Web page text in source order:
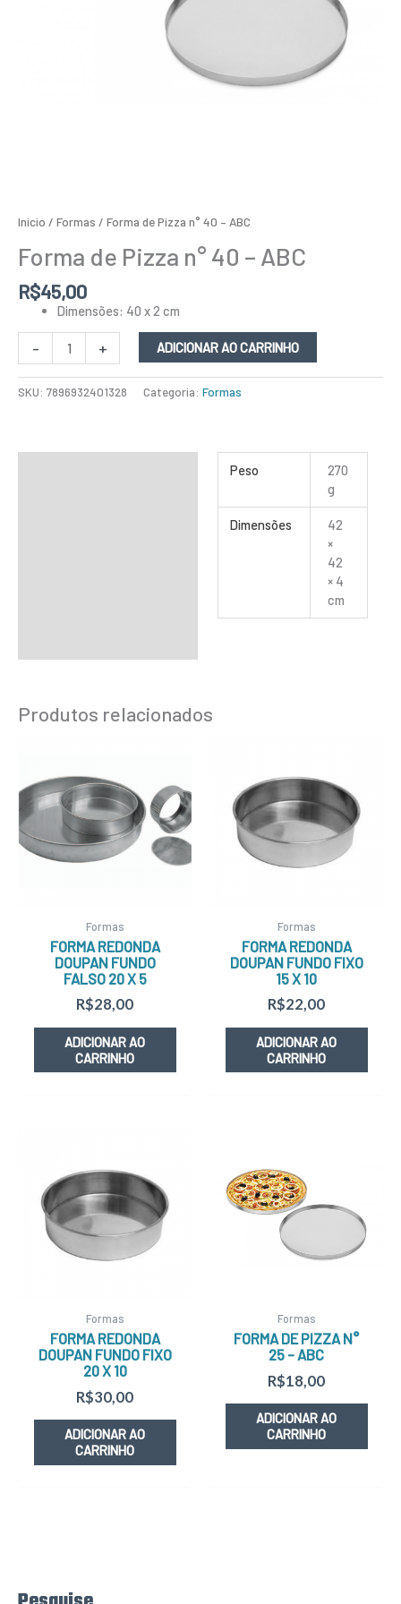
P
Início / Formas / Forma de Pizza n° 40 – ABC
Forma de Pizza n° 40 – ABC
R$45,00
Dimensões: 40 x 2 cm
- + ADICIONAR AO CARRINHO
SKU: 7896932401328 Categoria: Formas
Peso
270
g
Dimensões
42
×
42
× 4
cm
Produtos relacionados
Formas
FORMA REDONDA
DOUPAN FUNDO
FALSO 20 X 5
R$28,00
ADICIONAR AO
CARRINHO
Formas
FORMA REDONDA
DOUPAN FUNDO FIXO
15 X 10
R$22,00
ADICIONAR AO
CARRINHO
Formas
FORMA REDONDA
DOUPAN FUNDO FIXO
20 X 10
R$30,00
ADICIONAR AO
CARRINHO
Formas
FORMA DE PIZZA N°
25 – ABC
R$18,00
ADICIONAR AO
CARRINHO